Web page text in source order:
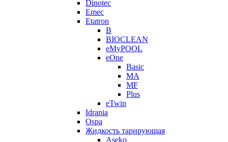
Dinotec
Emec
Etatron
B
BIOCLEAN
eMyPOOL
eOne
Basic
MA
MF
Plus
eTwin
Idrania
Ospa
Жидкость тарирующая
Aseko